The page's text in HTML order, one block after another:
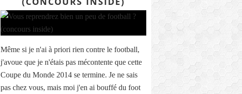
Même si je n'ai à priori rien contre le football,
j'avoue que je n'étais pas mécontente que cette
Coupe du Monde 2014 se termine. Je ne sais
pas chez vous, mais moi j'en ai bouffé du foot